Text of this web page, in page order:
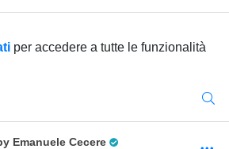
per accedere a tutte le funzionalità
Emanuele Cecere